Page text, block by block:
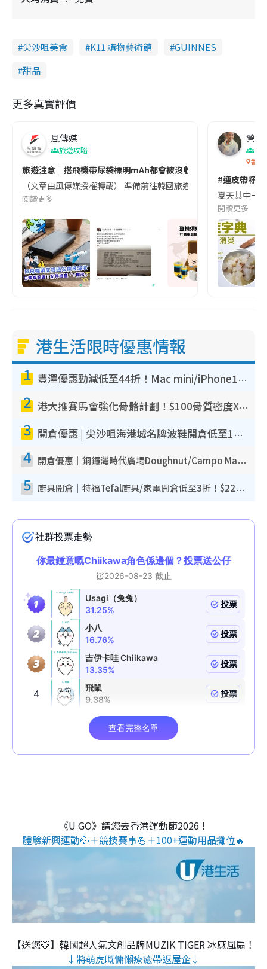
尖沙咀美食 K11 購物藝術館
GUINNES
甜品
更多真實評價
風傳媒
旅遊攻略
旅遊注意｜搭飛機帶尿袋標明mAh都會被沒收😱出發前切記檢查
（文章由風傳媒授權轉載） 準備前往韓國旅遊的民眾，近期要
閱讀更多
營養
香港
#連皮帶籽
夏天其中一
閱讀更多
港生活限時優惠情報
1 豐澤優惠勁減低至44折！Mac mini/iPhone17Pro大減價！廚房家電$220起
2 港大推賽馬會強化骨骼計劃！$100骨質密度X光檢查 完成免費運動訓練送超市禮券！附參加資格
3 開倉優惠 | 尖沙咀海港城名牌波鞋開倉低至1折！On鞋$899起／Joy&Peace鞋履$98起
4 開倉優惠｜銅鑼灣時代廣場Doughnut/Campo Marzio開倉低至1折！背囊、書包、手袋劈價$200起
5 廚具開倉｜特福Tefal廚具/家電開倉低至3折！$220起買平底鍋/炒鑊/湯煲！電飯煲/吸塵機/燙斗$418起
《U GO》請您去香港運動節2026！
體驗新興運動💦＋競技賽事💪＋100+運動用品攤位🔥
【送您🐯】韓國超人氣文創品牌MUZIK TIGER 冰感風扇！
↓將萌虎嘅慵懶療癒帶返屋企↓